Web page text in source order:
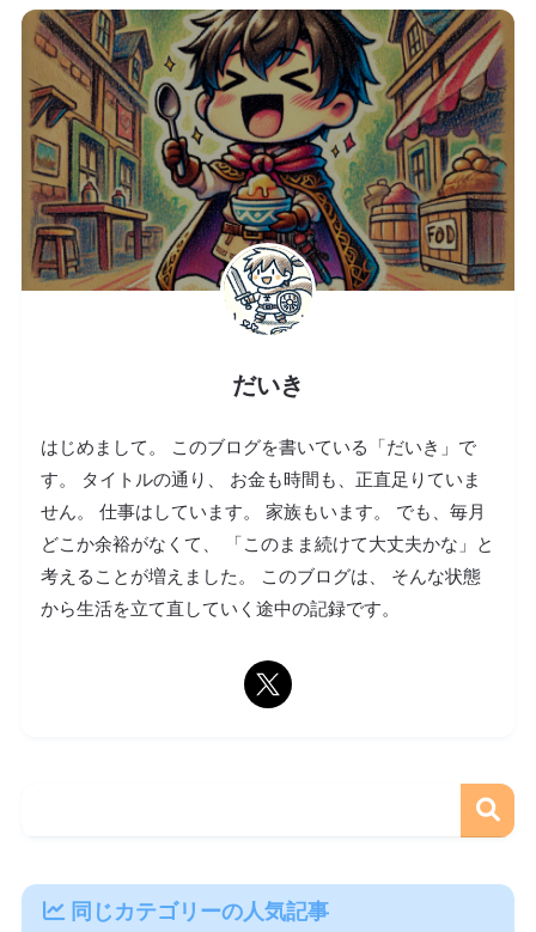
だいき
はじめまして。 このブログを書いている「だいき」で
す。 タイトルの通り、 お金も時間も、正直足りていま
せん。 仕事はしています。 家族もいます。 でも、毎月
どこか余裕がなくて、 「このまま続けて大丈夫かな」と
考えることが増えました。 このブログは、 そんな状態
から生活を立て直していく途中の記録です。
同じカテゴリーの人気記事